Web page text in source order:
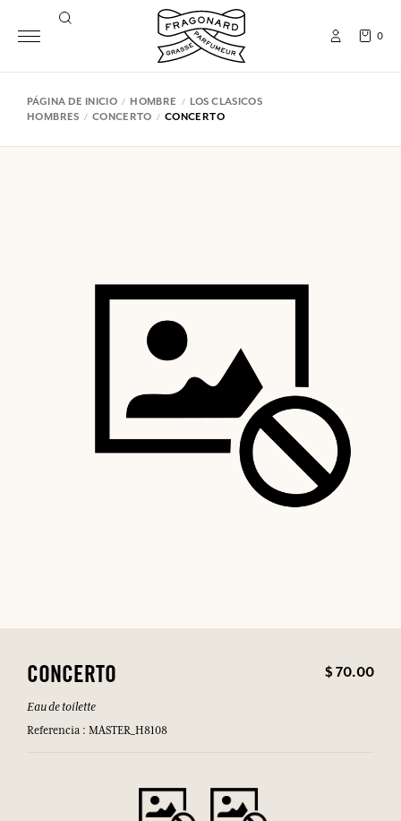
0
PÁGINA DE INICIO HOMBRE
LOS CLASICOS
HOMBRES
CONCERTO CONCERTO
CONCERTO $ 70.00
Eau de toilette
Referencia : MASTER_H8108